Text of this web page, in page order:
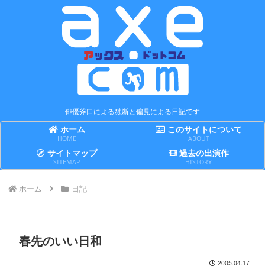
俳優斧口による独断と偏見による日記です
ホーム
HOME
このサイトについて
ABOUT
サイトマップ
SITEMAP
過去の出演作
HISTORY
ホーム 日記
春先のいい日和
2005.04.17